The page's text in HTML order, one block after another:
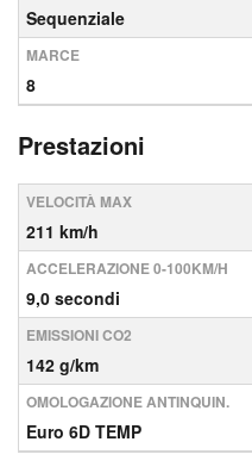
Sequenziale
MARCE
8
Prestazioni
VELOCITÀ MAX
211 km/h
ACCELERAZIONE 0-100KM/H
9,0 secondi
EMISSIONI CO2
142 g/km
OMOLOGAZIONE ANTINQUIN.
Euro 6D TEMP